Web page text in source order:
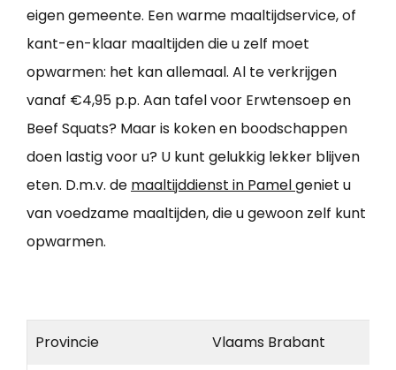
eigen gemeente. Een warme maaltijdservice, of
kant-en-klaar maaltijden die u zelf moet
opwarmen: het kan allemaal. Al te verkrijgen
vanaf €4,95 p.p. Aan tafel voor Erwtensoep en
Beef Squats? Maar is koken en boodschappen
doen lastig voor u? U kunt gelukkig lekker blijven
eten. D.m.v. de maaltijddienst in Pamelgeniet u
van voedzame maaltijden, die u gewoon zelf kunt
opwarmen.
Provincie Vlaams Brabant